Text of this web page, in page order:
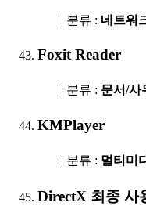
| 분류 : 네트워
Foxit Reader
| 분류 : 문서/사
KMPlayer
| 분류 : 멀티미
DirectX 최종 사